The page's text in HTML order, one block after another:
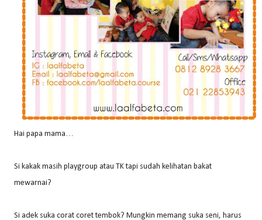
Hai papa mama…
Si kakak masih playgroup atau TK tapi sudah kelihatan bakat
mewarnai?
Si adek suka corat coret tembok? Mungkin memang suka seni, harus